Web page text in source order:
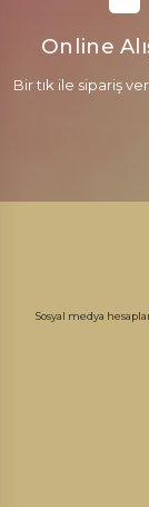
Online
Bir tık ile sipariş
Sosyal medya